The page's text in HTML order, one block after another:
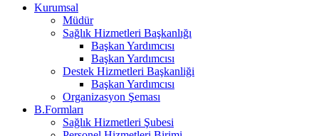
Kurumsal
Müdür
Sağlık Hizmetleri Başkanlığı
Başkan Yardımcısı
Başkan Yardımcısı
Destek Hizmetleri Başkanliği
Başkan Yardımcısı
Organizasyon Şeması
B.Formları
Sağlık Hizmetleri Şubesi